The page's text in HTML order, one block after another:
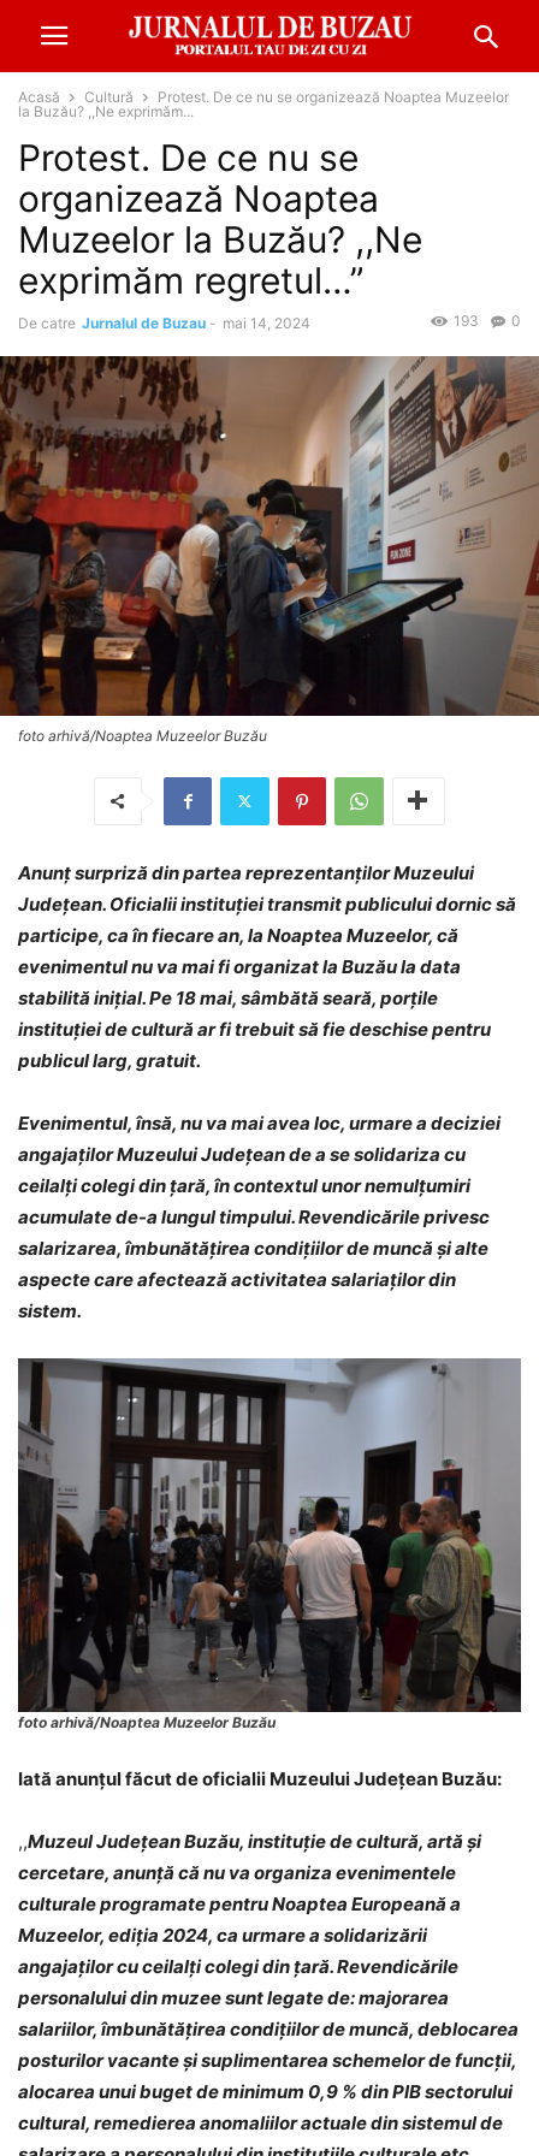
Acasă Cultură
Protest. De ce nu se organizează Noaptea Muzeelor
la Buzău? ,,Ne exprimăm...
Protest. De ce nu se
organizează Noaptea
Muzeelor la Buzău? ,,Ne
exprimăm regretul…”
De catre Jurnalul de Buzau - mai 14, 2024 0
193
foto arhivă/Noaptea Muzeelor Buzău
Anunț surpriză din partea reprezentanților Muzeului
Județean. Oficialii instituției transmit publicului dornic să
participe, ca în fiecare an, la Noaptea Muzeelor, că
evenimentul nu va mai fi organizat la Buzău la data
stabilită inițial. Pe 18 mai, sâmbătă seară, porțile
instituției de cultură ar fi trebuit să fie deschise pentru
publicul larg, gratuit.
Evenimentul, însă, nu va mai avea loc, urmare a deciziei
angajaților Muzeului Județean de a se solidariza cu
ceilalți colegi din țară, în contextul unor nemulțumiri
acumulate de-a lungul timpului. Revendicările privesc
salarizarea, îmbunătățirea condițiilor de muncă și alte
aspecte care afectează activitatea salariaților din
sistem.
foto arhivă/Noaptea Muzeelor Buzău
Iată anunțul făcut de oficialii Muzeului Județean Buzău:
,,Muzeul Județean Buzău, instituție de cultură, artă și
cercetare, anunță că nu va organiza evenimentele
culturale programate pentru Noaptea Europeană a
Muzeelor, ediția 2024, ca urmare a solidarizării
angajaților cu ceilalți colegi din țară. Revendicările
personalului din muzee sunt legate de: majorarea
salariilor, îmbunătățirea condițiilor de muncă, deblocarea
posturilor vacante și suplimentarea schemelor de funcții,
alocarea unui buget de minimum 0,9 % din PIB sectorului
cultural, remedierea anomaliilor actuale din sistemul de